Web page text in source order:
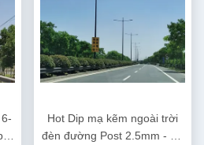
Hot Dip mạ kẽm ngoài trời
đèn đường Post 2.5mm - Độ